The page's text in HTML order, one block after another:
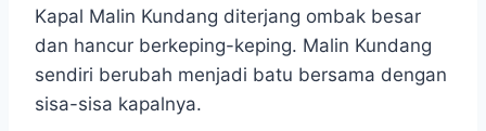
Kapal Malin Kundang diterjang ombak besar
dan hancur berkeping-keping. Malin Kundang
sendiri berubah menjadi batu bersama dengan
sisa-sisa kapalnya.